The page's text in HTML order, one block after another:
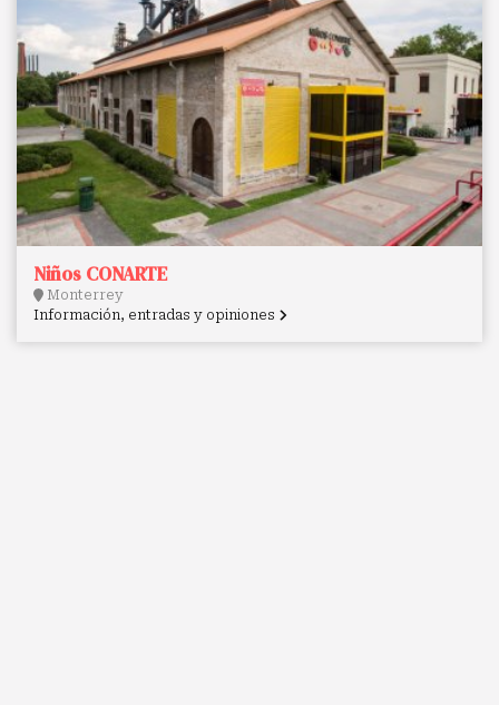
Niños CONARTE
Monterrey
Información, entradas y opiniones